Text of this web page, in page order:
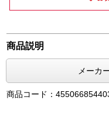
商品説明
メーカ
商品コード：